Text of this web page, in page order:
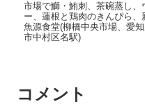
市場で鰤・鮪刺、茶碗蒸し、
ー、蓮根と鶏肉のきんぴら、
魚源食堂(柳橋中央市場、愛
市中村区名駅)
コメント